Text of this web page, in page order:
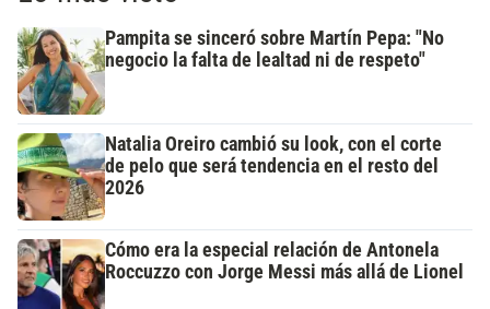
Pampita se sinceró sobre Martín Pepa: "No
negocio la falta de lealtad ni de respeto"
Natalia Oreiro cambió su look, con el corte
de pelo que será tendencia en el resto del
2026
Cómo era la especial relación de Antonela
Roccuzzo con Jorge Messi más allá de Lionel